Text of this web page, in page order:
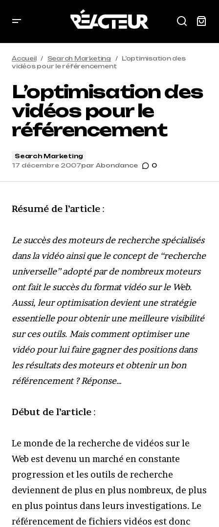
Accueil Search Marketing
L’optimisation des
vidéos pour le référencement
L’optimisation des
vidéos pour le
référencement
Search Marketing
17 décembre 2007par Abondance 0
Résumé de l’article :
Le succès des moteurs de recherche spécialisés
dans la vidéo ainsi que le concept de “recherche
universelle” adopté par de nombreux moteurs
ont fait le succès du format vidéo sur le Web.
Aussi, leur optimisation devient une stratégie
essentielle pour obtenir une meilleure visibilité
sur ces outils. Mais comment optimiser une
vidéo pour lui faire gagner des positions dans
les résultats des moteurs et obtenir un bon
référencement ? Réponse…
Début de l’article :
Le monde de la recherche de vidéos sur le
Web est devenu un marché en constante
progression et les outils de recherche
deviennent de plus en plus nombreux, de plus
en plus pointus dans leurs investigations. Le
référencement de fichiers vidéos est donc